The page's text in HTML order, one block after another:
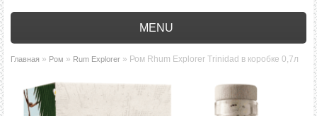
MENU
Главная » Ром » Rum Explorer » Ром Rhum Explorer Trinidad в коробке 0,7л